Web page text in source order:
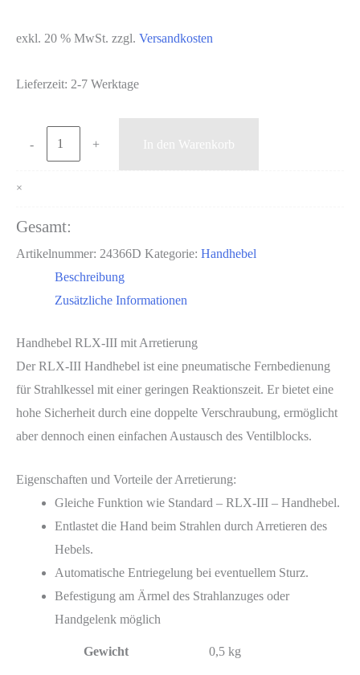
exkl. 20 % MwSt. zzgl. Versandkosten
Lieferzeit: 2-7 Werktage
-
Handhebel
III
Arretierung
Menge
+ In den Warenkorb
×
Gesamt:
Artikelnummer: 24366D Kategorie: Handhebel
Beschreibung
Zusätzliche Informationen
Handhebel RLX-III mit Arretierung
Der RLX-III Handhebel ist eine pneumatische Fernbedienung
für Strahlkessel mit einer geringen Reaktionszeit. Er bietet eine
hohe Sicherheit durch eine doppelte Verschraubung, ermöglicht
aber dennoch einen einfachen Austausch des Ventilblocks.
Eigenschaften und Vorteile der Arretierung:
Gleiche Funktion wie Standard – RLX-III – Handhebel.
Entlastet die Hand beim Strahlen durch Arretieren des
Hebels.
Automatische Entriegelung bei eventuellem Sturz.
Befestigung am Ärmel des Strahlanzuges oder
Handgelenk möglich
Gewicht 0,5 kg